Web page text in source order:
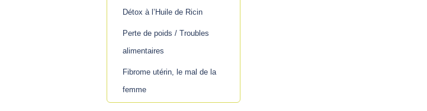
Détox à l’Huile de Ricin
Perte de poids / Troubles
alimentaires
Fibrome utérin, le mal de la
femme